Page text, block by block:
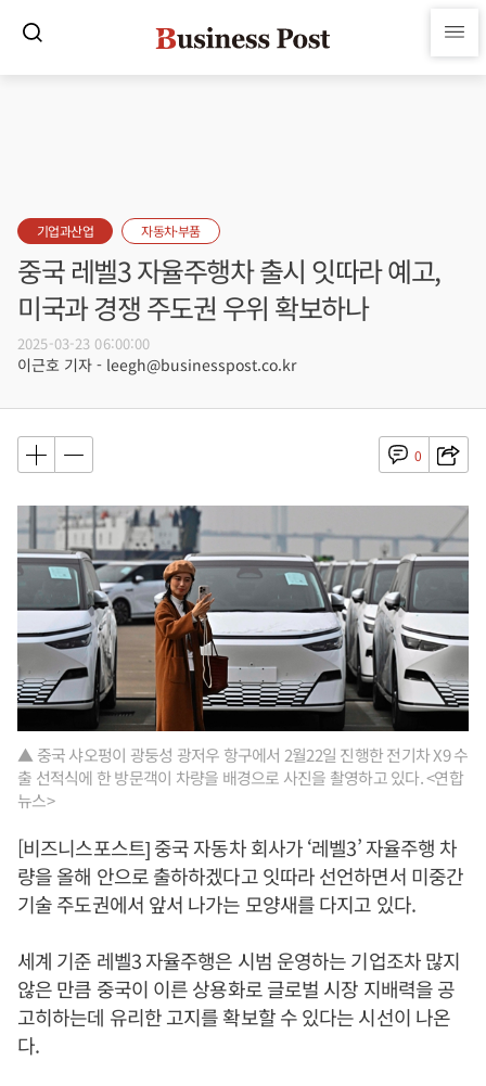
기업과산업 자동차·부품
중국 레벨3 자율주행차 출시 잇따라 예고,
미국과 경쟁 주도권 우위 확보하나
2025-03-23 06:00:00
이근호 기자 - leegh@businesspost.co.kr
0
▲ 중국 샤오펑이 광둥성 광저우 항구에서 2월22일 진행한 전기차 X9 수
출 선적식에 한 방문객이 차량을 배경으로 사진을 촬영하고 있다. <연합
뉴스>
[비즈니스포스트] 중국 자동차 회사가 ‘레벨3’ 자율주행 차
량을 올해 안으로 출하하겠다고 잇따라 선언하면서 미중간
기술 주도권에서 앞서 나가는 모양새를 다지고 있다.
세계 기준 레벨3 자율주행은 시범 운영하는 기업조차 많지
않은 만큼 중국이 이른 상용화로 글로벌 시장 지배력을 공
고히하는데 유리한 고지를 확보할 수 있다는 시선이 나온
다.